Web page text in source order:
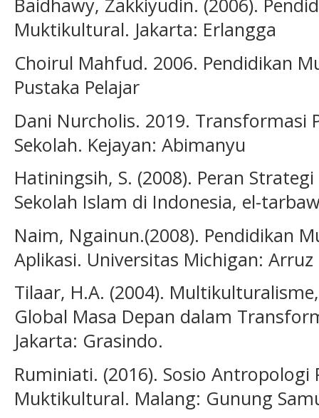
Baidhawy, Zakkiyudin. (2006).
Muktikultural. Jakarta: Erlangga
Choirul Mahfud. 2006. Pendidikan
Pustaka Pelajar
Dani Nurcholis. 2019. Transformasi
Sekolah. Kejayan: Abimanyu
Hatiningsih, S. (2008). Peran
Sekolah Islam di Indonesia, el-
Naim, Ngainun.(2008). Pendidikan
Aplikasi. Universitas Michigan: Arruz
Tilaar, H.A. (2004).
Global Masa Depan dalam
Jakarta: Grasindo.
Ruminiati. (2016). Sosio Antropologi
Muktikultural. Malang: Gunung